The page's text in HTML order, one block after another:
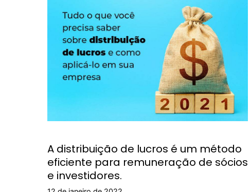
A distribuição de lucros é um método
eficiente para remuneração de sócios
e investidores.